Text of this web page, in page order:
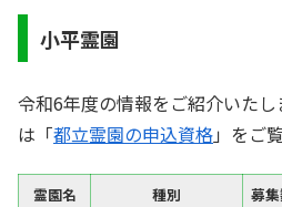
小平霊園
令和6年度の情報をご紹介いた
は「都立霊園の申込資格」をご
霊園名 種別 募